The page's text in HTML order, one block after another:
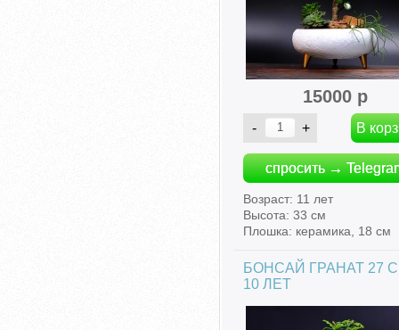
15000 р
спросить →
Возраст: 11 лет
Высота: 33 см
Плошка: керамика, 18 см
БОНСАЙ ГРАНАТ 27
10 ЛЕТ